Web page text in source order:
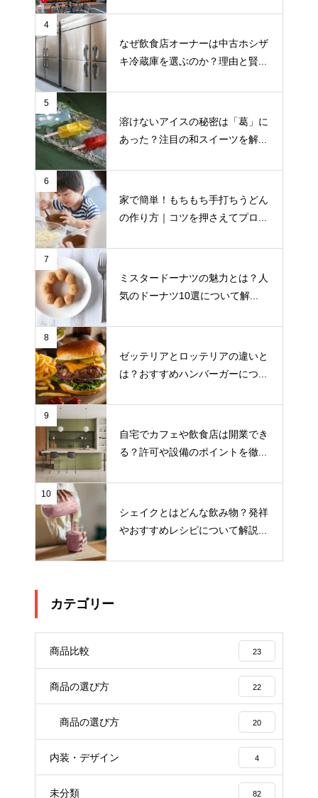
4
なぜ飲食店オーナーは中古ホシザ
キ冷蔵庫を選ぶのか？理由と賢...
5
溶けないアイスの秘密は「葛」に
あった？注目の和スイーツを解...
6
家で簡単！もちもち手打ちうどん
の作り方｜コツを押さえてプロ...
7
ミスタードーナツの魅力とは？人
気のドーナツ10選について解...
8
ゼッテリアとロッテリアの違いと
は？おすすめハンバーガーにつ...
9
自宅でカフェや飲食店は開業でき
る？許可や設備のポイントを徹...
10
シェイクとはどんな飲み物？発祥
やおすすめレシピについて解説...
カテゴリー
商品比較 23
商品の選び方 22
商品の選び方 20
内装・デザイン 4
未分類 82